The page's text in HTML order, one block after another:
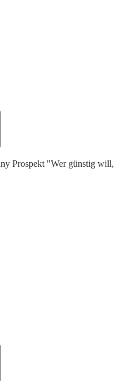
Prospekt "Wer günstig will,